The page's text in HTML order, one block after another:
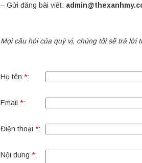
– Gửi đăng bài viết:
Mọi câu hỏi của quý vị, chúng tôi sẽ trả lời
Họ tên *:
Email *:
Điện thoại *:
Nội dung *: